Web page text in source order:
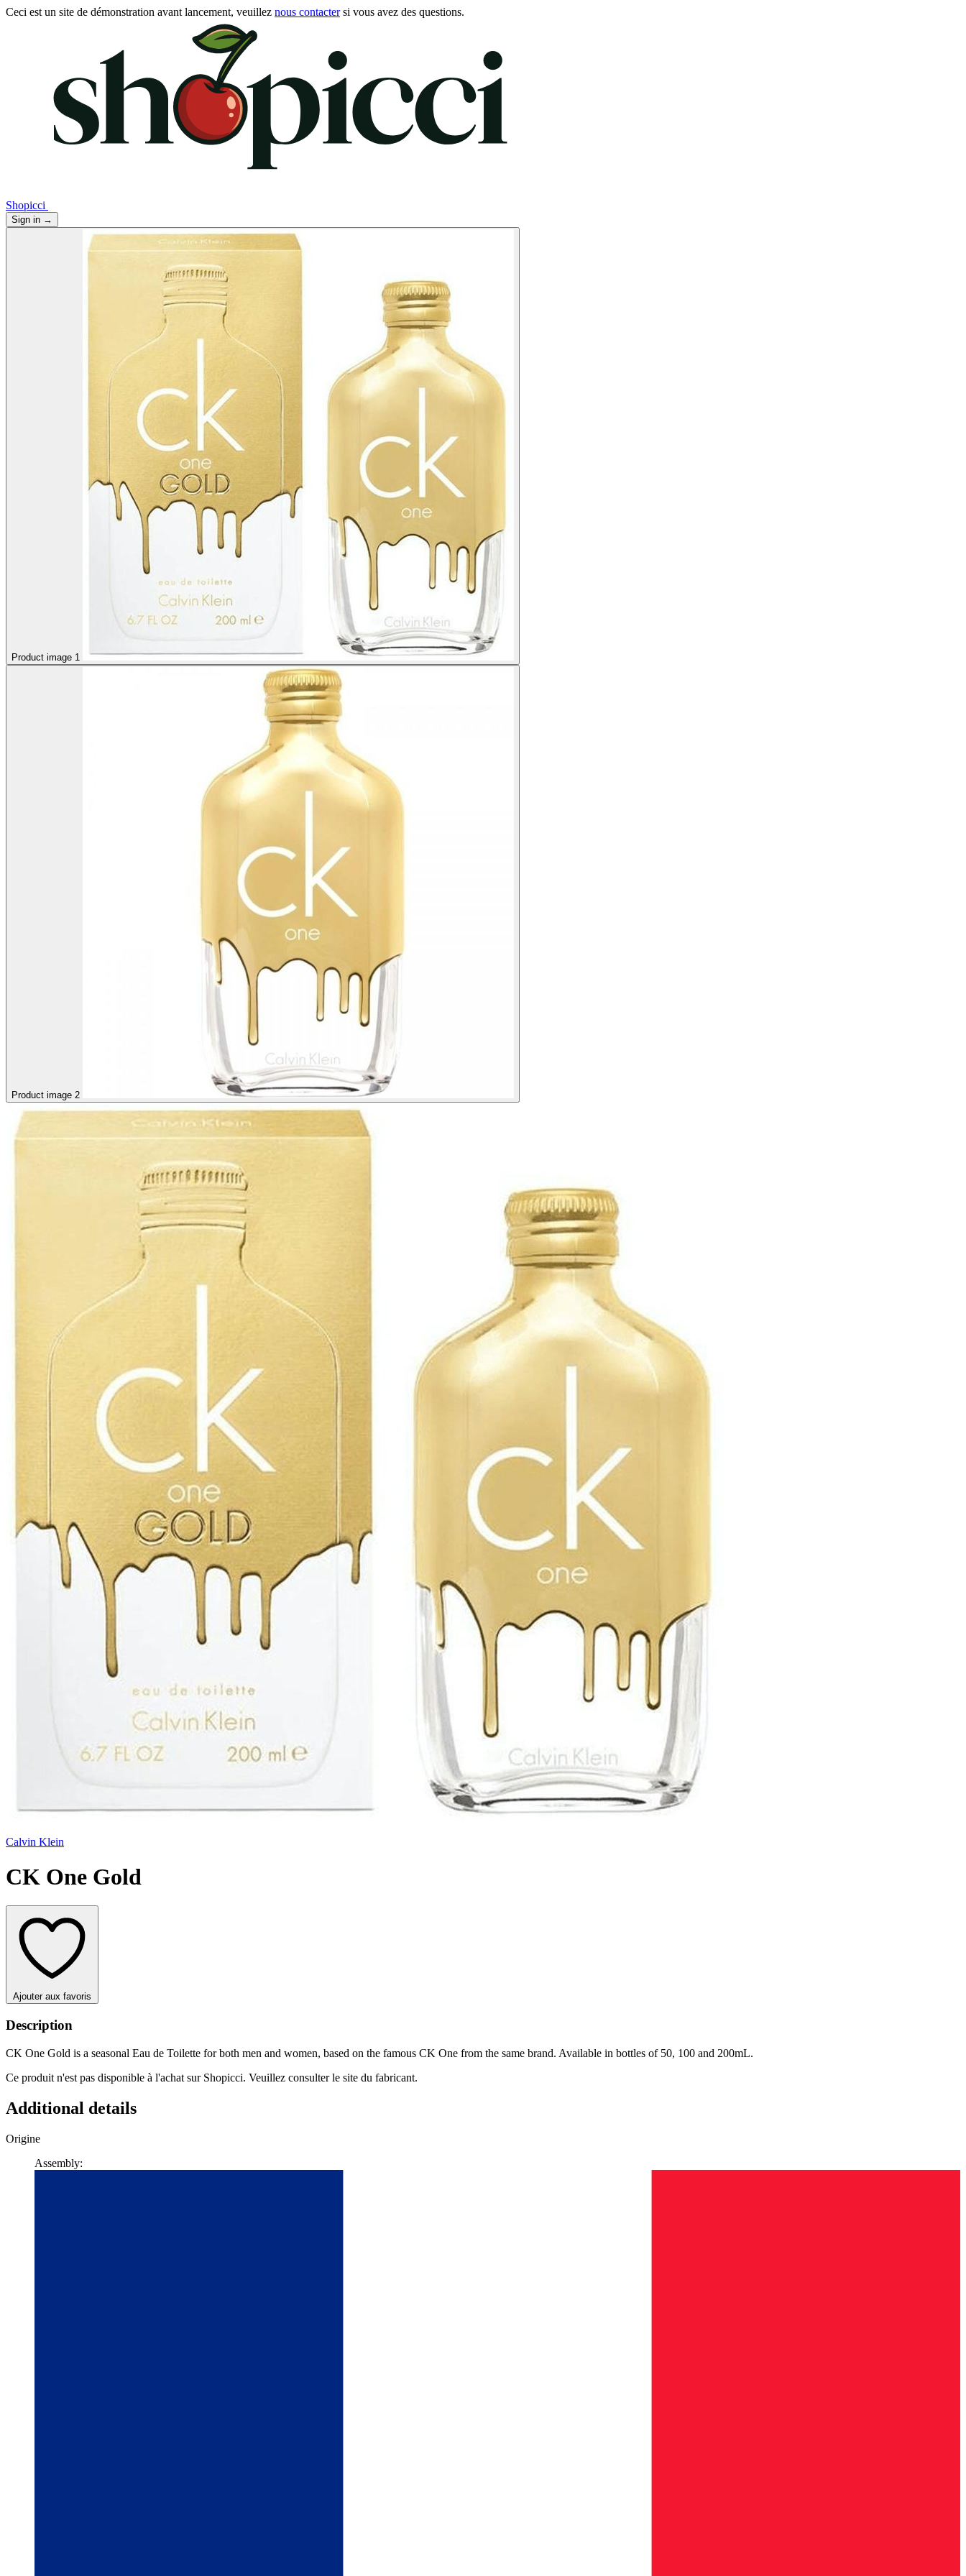
Ceci est un site de démonstration avant lancement, veuillez nous contactersi vous avez des questions.
Shopicci
Sign in →
Product image 1
Product image 2
Calvin Klein
CK One Gold
Ajouter aux favoris
Description
CK One Gold is a seasonal Eau de Toilette for both men and women, based on the famous CK One from the same brand. Available in bottles of 50, 100 and 200mL.
Ce produit n'est pas disponible à l'achat sur Shopicci. Veuillez consulter le site du fabricant.
Additional details
Origine
Assembly: